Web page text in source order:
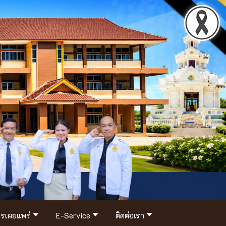
เผยแพร่ E-Service ติดต่อเรา